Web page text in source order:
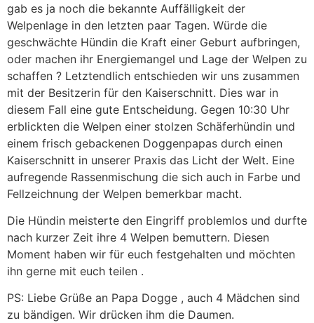
gab es ja noch die bekannte Auffälligkeit der
Welpenlage in den letzten paar Tagen. Würde die
geschwächte Hündin die Kraft einer Geburt aufbringen,
oder machen ihr Energiemangel und Lage der Welpen zu
schaffen ? Letztendlich entschieden wir uns zusammen
mit der Besitzerin für den Kaiserschnitt. Dies war in
diesem Fall eine gute Entscheidung. Gegen 10:30 Uhr
erblickten die Welpen einer stolzen Schäferhündin und
einem frisch gebackenen Doggenpapas durch einen
Kaiserschnitt in unserer Praxis das Licht der Welt. Eine
aufregende Rassenmischung die sich auch in Farbe und
Fellzeichnung der Welpen bemerkbar macht.
Die Hündin meisterte den Eingriff problemlos und durfte
nach kurzer Zeit ihre 4 Welpen bemuttern. Diesen
Moment haben wir für euch festgehalten und möchten
ihn gerne mit euch teilen .
PS: Liebe Grüße an Papa Dogge , auch 4 Mädchen sind
zu bändigen. Wir drücken ihm die Daumen.